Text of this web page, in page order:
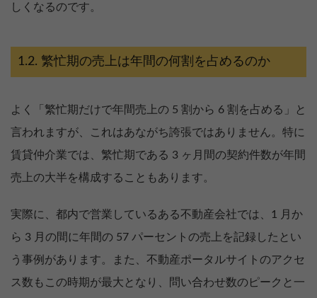
しくなるのです。
繁忙期の売上は年間の何割を占めるのか
よく「繁忙期だけで年間売上の 5 割から 6 割を占める」と
言われますが、これはあながち誇張ではありません。特に
賃貸仲介業では、繁忙期である 3 ヶ月間の契約件数が年間
売上の大半を構成することもあります。
実際に、都内で営業しているある不動産会社では、1 月か
ら 3 月の間に年間の 57 パーセントの売上を記録したとい
う事例があります。また、不動産ポータルサイトのアクセ
ス数もこの時期が最大となり、問い合わせ数のピークと一